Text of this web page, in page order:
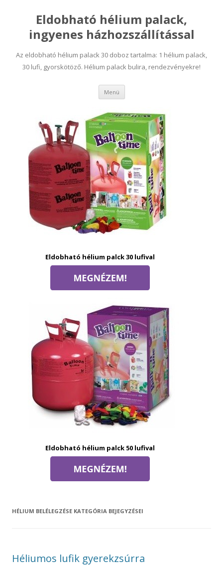
Eldobható hélium palack,
ingyenes házhozszállítással
Az eldobható hélium palack 30 doboz tartalma: 1 hélium palack,
30 lufi, gyorskötöző. Hélium palack bulira, rendezvényekre!
Menü Tovább a tartalomra
Eldobható hélium palck 30 lufival
Eldobható hélium palck 50 lufival
HÉLIUM BELÉLEGZÉSE KATEGÓRIA BEJEGYZÉSEI
Héliumos lufik gyerekzsúrra